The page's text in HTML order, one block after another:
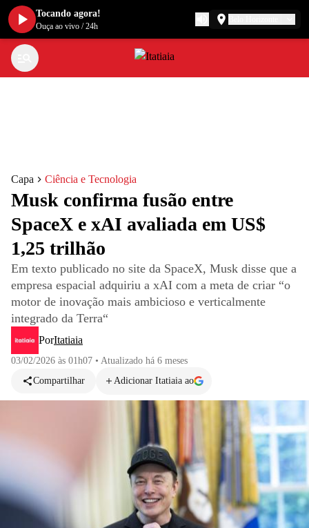
Capa Ciência e Tecnologia
Musk confirma fusão entre
SpaceX e xAI avaliada em US$
1,25 trilhão
Em texto publicado no site da SpaceX, Musk disse que a
empresa espacial adquiriu a xAI com a meta de criar “o
motor de inovação mais ambicioso e verticalmente
integrado da Terra“
PorItatiaia
03/02/2026 às 01h07 • Atualizado há 6 meses
Compartilhar
Adicionar Itatiaia ao
Tocando agora!
Ouça ao vivo /24h